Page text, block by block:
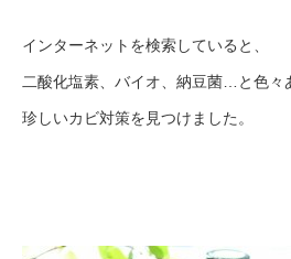
インターネットを検索していると、
二酸化塩素、バイオ、納豆菌…と色々
珍しいカビ対策を見つけました。